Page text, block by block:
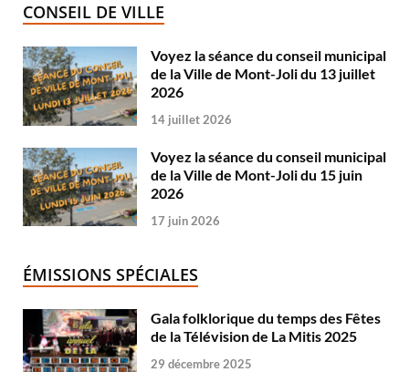
CONSEIL DE VILLE
Voyez la séance du conseil municipal
de la Ville de Mont-Joli du 13 juillet
2026
14 juillet 2026
Voyez la séance du conseil municipal
de la Ville de Mont-Joli du 15 juin
2026
17 juin 2026
ÉMISSIONS SPÉCIALES
Gala folklorique du temps des Fêtes
de la Télévision de La Mitis 2025
29 décembre 2025